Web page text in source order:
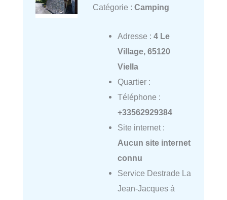
Catégorie : Camping
Adresse : 4 Le
Village, 65120
Viella
Quartier :
Téléphone :
+33562929384
Site internet :
Aucun site internet
connu
Service Destrade La
Jean-Jacques à